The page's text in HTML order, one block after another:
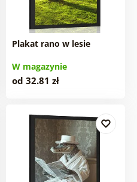
Plakat rano w lesie
W magazynie
od 32.81 zł